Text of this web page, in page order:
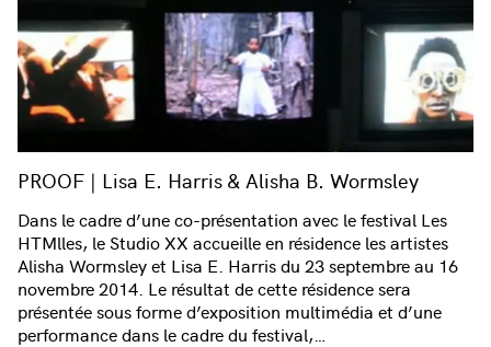
PROOF | Lisa E. Harris & Alisha B. Wormsley
Dans le cadre d’une co-présentation avec le festival Les
HTMlles, le Studio XX accueille en résidence les artistes
Alisha Wormsley et Lisa E. Harris du 23 septembre au 16
novembre 2014. Le résultat de cette résidence sera
présentée sous forme d’exposition multimédia et d’une
performance dans le cadre du festival,…